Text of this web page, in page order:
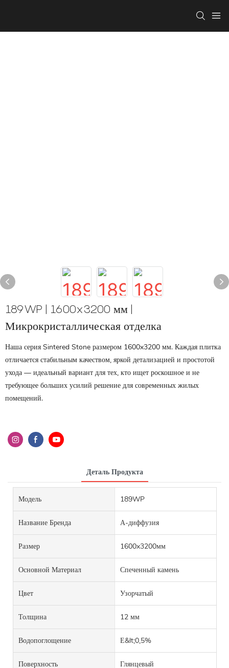
189WP | 1600x3200 мм |
Микрокристаллическая отделка
Наша серия Sintered Stone размером 1600x3200 мм. Каждая плитка
отличается стабильным качеством, яркой детализацией и простотой
ухода — идеальный вариант для тех, кто ищет роскошное и не
требующее больших усилий решение для современных жилых
помещений.
Деталь Продукта
Модель 189WP
Название Бренда А-диффузия
Размер 1600x3200мм
Основной Материал Спеченный камень
Цвет Узорчатый
Толщина 12 мм
Водопоглощение Е&lt;0,5%
Поверхность Глянцевый